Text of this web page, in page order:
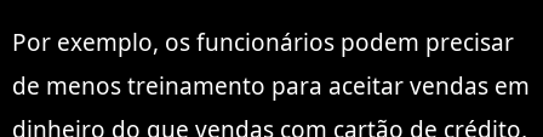
Por exemplo, os funcionários podem precisar
de menos treinamento para aceitar vendas em
dinheiro do que vendas com cartão de crédito,